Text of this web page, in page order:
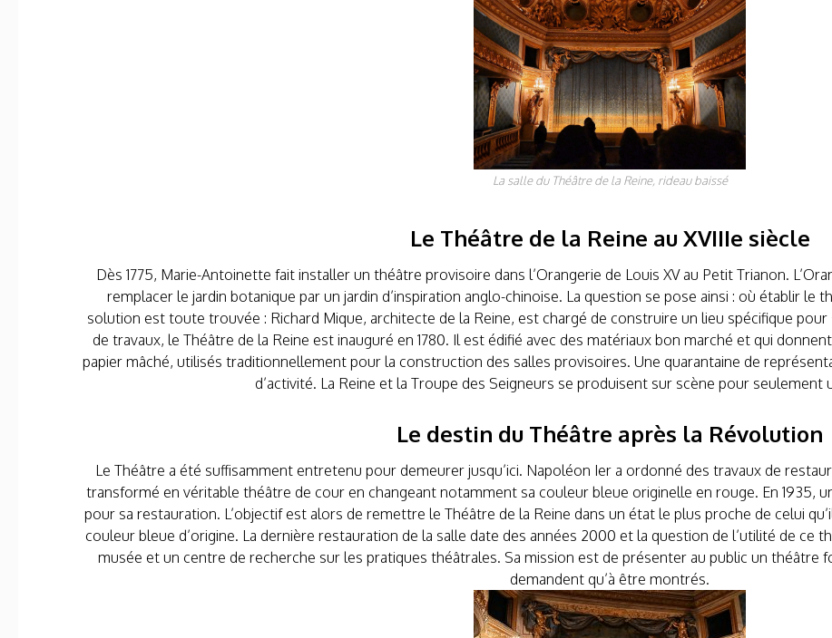
La salle du Théâtre de la Reine, rideau baissé
Le Théâtre de la Reine au XVIIIe siècle
Dès 1775, Marie-Antoinette fait installer un théâtre provisoire dans l’Orangerie de Louis XV au Petit Trianon.
remplacer le jardin botanique par un jardin d’inspiration anglo-chinoise. La question se pose ainsi : où établir le
solution est toute trouvée : Richard Mique, architecte de la Reine, est chargé de construire un lieu spécifique
de travaux, le Théâtre de la Reine est inauguré en 1780. Il est édifié avec des matériaux bon marché et qui
papier mâché, utilisés traditionnellement pour la construction des salles provisoires. Une quarantaine de
d’activité. La Reine et la Troupe des Seigneurs se produisent sur scène pour seulement
Le destin du Théâtre après la Révolution
Le Théâtre a été suffisamment entretenu pour demeurer jusqu’ici. Napoléon Ier a ordonné des travaux de
transformé en véritable théâtre de cour en changeant notamment sa couleur bleue originelle en rouge. En 1935,
pour sa restauration. L’objectif est alors de remettre le Théâtre de la Reine dans un état le plus proche de celui
couleur bleue d’origine. La dernière restauration de la salle date des années 2000 et la question de l’utilité de ce
musée et un centre de recherche sur les pratiques théâtrales. Sa mission est de présenter au public un théâtre
demandent qu’à être montrés.